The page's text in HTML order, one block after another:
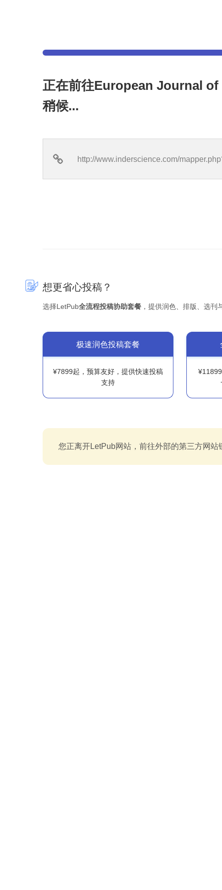
正在前往European Journal
稍候...
http://www.inderscience.com/
想更省心投稿？
选择LetPub全流程投稿协助套餐 ，提供润色、排版、选
极速润色投稿套餐
¥7899起，预算友好，提供快速投稿
支持
您正离开LetPub网站，前往外部的第三方网